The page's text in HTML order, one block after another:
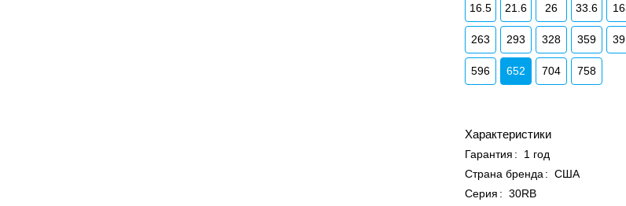
16.5 21.6 26 33.6
263 293 328 359
596 652 704 758
Характеристики
Гарантия :
1 год
Страна бренда : США
Серия : 30RB